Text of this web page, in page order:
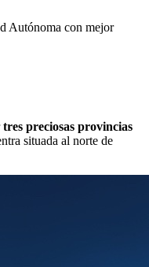
Autónoma con mejor
tres preciosas provincias
situada al norte de